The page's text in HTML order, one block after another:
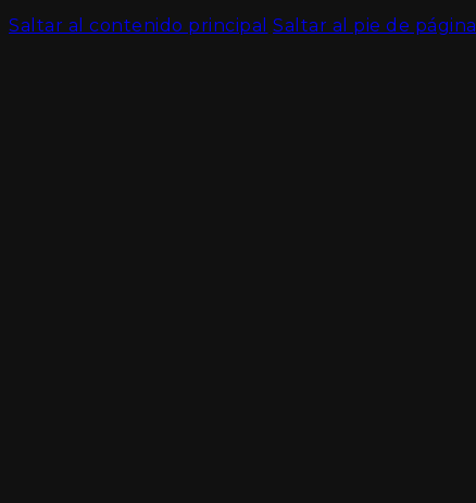
Saltar al contenido principal Saltar al pie de página